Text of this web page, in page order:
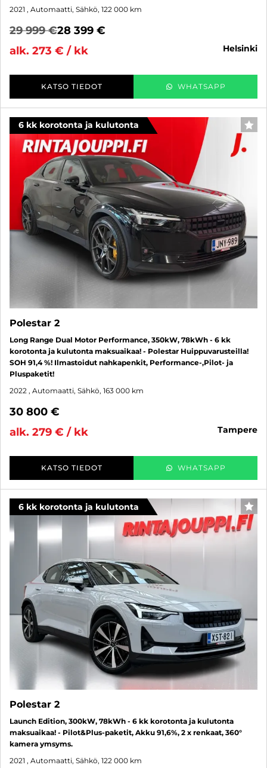
2021 , Automaatti, Sähkö, 122 000 km
29 999 €28 399 €
alk. 273 € / kk
helsinki
KATSO TIEDOT WHATSAPP
6 kk korotonta ja kulutonta
Polestar 2
Long Range Dual Motor Performance, 350kW, 78kWh - 6 kk
korotonta ja kulutonta maksuaikaa! - Polestar Huippuvarusteilla!
SOH 91,4 %! Ilmastoidut nahkapenkit, Performance-,Pilot- ja
Pluspaketit!
2022 , Automaatti, Sähkö, 163 000 km
30 800 €
alk. 279 € / kk
tampere
KATSO TIEDOT WHATSAPP
6 kk korotonta ja kulutonta
Polestar 2
Launch Edition, 300kW, 78kWh - 6 kk korotonta ja kulutonta
maksuaikaa! - Pilot&Plus-paketit, Akku 91,6%, 2 x renkaat, 360°
kamera ymsyms.
2021 , Automaatti, Sähkö, 122 000 km